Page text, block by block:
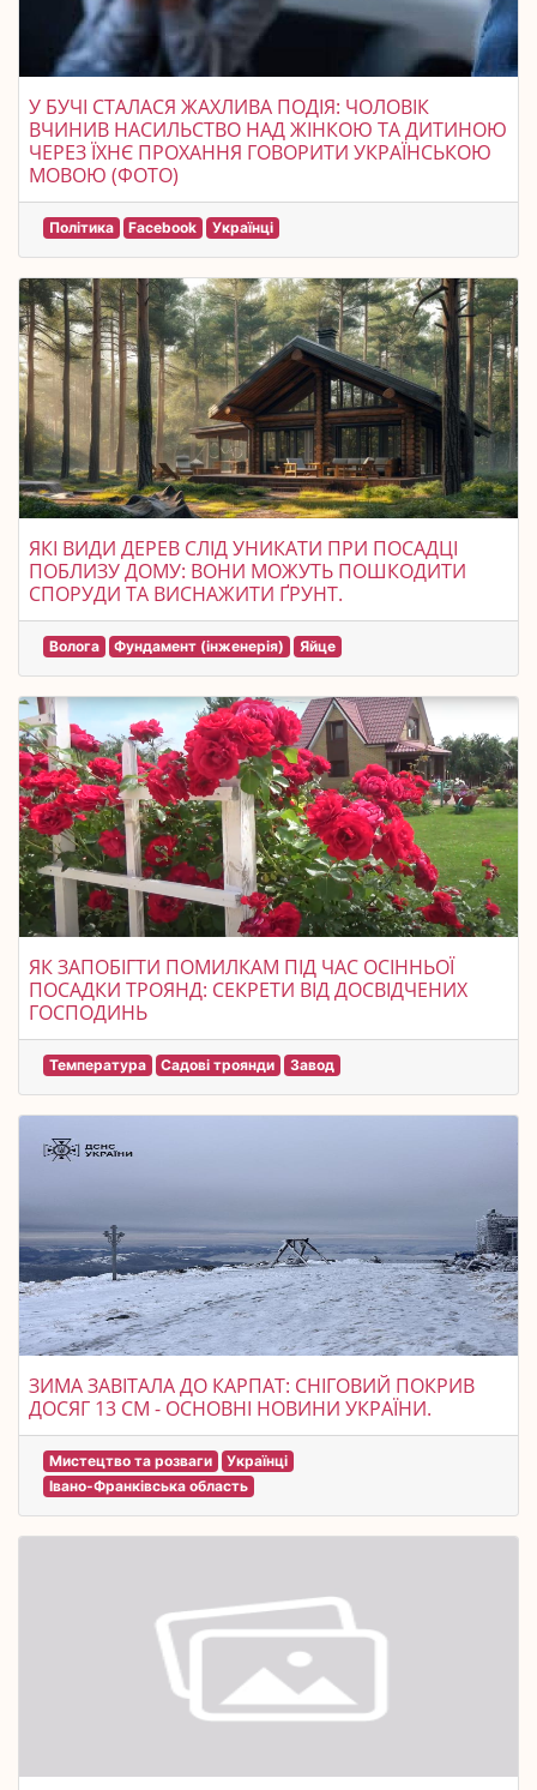
У БУЧІ СТАЛАСЯ ЖАХЛИВА ПОДІЯ: ЧОЛОВІК
ВЧИНИВ НАСИЛЬСТВО НАД ЖІНКОЮ ТА ДИТИНОЮ
ЧЕРЕЗ ЇХНЄ ПРОХАННЯ ГОВОРИТИ УКРАЇНСЬКОЮ
МОВОЮ (ФОТО)
Політика Facebook Українці
ЯКІ ВИДИ ДЕРЕВ СЛІД УНИКАТИ ПРИ ПОСАДЦІ
ПОБЛИЗУ ДОМУ: ВОНИ МОЖУТЬ ПОШКОДИТИ
СПОРУДИ ТА ВИСНАЖИТИ ҐРУНТ.
Волога Фундамент (інженерія) Яйце
ЯК ЗАПОБІГТИ ПОМИЛКАМ ПІД ЧАС ОСІННЬОЇ
ПОСАДКИ ТРОЯНД: СЕКРЕТИ ВІД ДОСВІДЧЕНИХ
ГОСПОДИНЬ
Температура Садові троянди Завод
ЗИМА ЗАВІТАЛА ДО КАРПАТ: СНІГОВИЙ ПОКРИВ
ДОСЯГ 13 СМ - ОСНОВНІ НОВИНИ УКРАЇНИ.
Мистецтво та розваги
Українці
Івано-Франківська область